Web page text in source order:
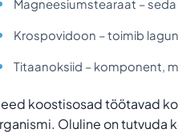
Magneesiumstearaat –
Krospovidoon – toimib
Titaanoksiid – komponent,
koostisosad töötavad
Oluline on tutvuda